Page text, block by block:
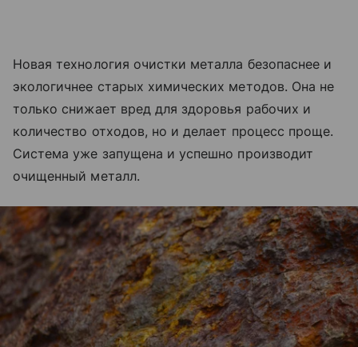
Новая технология очистки металла безопаснее и
экологичнее старых химических методов. Она не
только снижает вред для здоровья рабочих и
количество отходов, но и делает процесс проще.
Система уже запущена и успешно производит
очищенный металл.